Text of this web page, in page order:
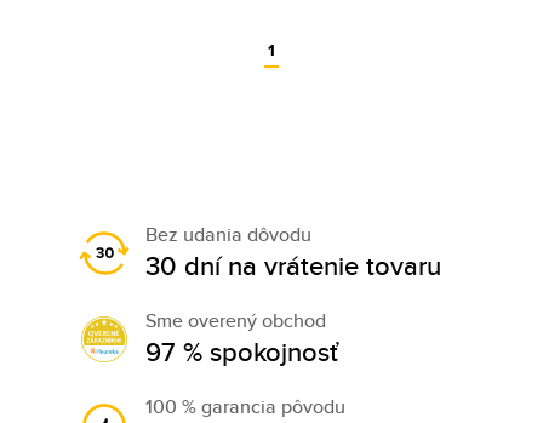
1
Bez udania dôvodu
30 dní na vrátenie tovaru
Sme overený obchod
97 % spokojnosť
100 % garancia pôvodu